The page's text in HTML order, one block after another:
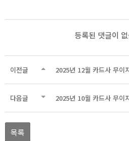
등록된 댓글이
이전글 2025년 12월 카드사 무이
다음글 2025년 10월 카드사 무이
목록